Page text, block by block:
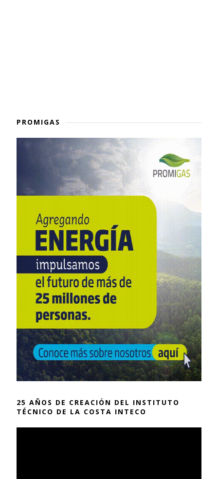
PROMIGAS
25 AÑOS DE CREACIÓN DEL INSTITUTO
TÉCNICO DE LA COSTA INTECO